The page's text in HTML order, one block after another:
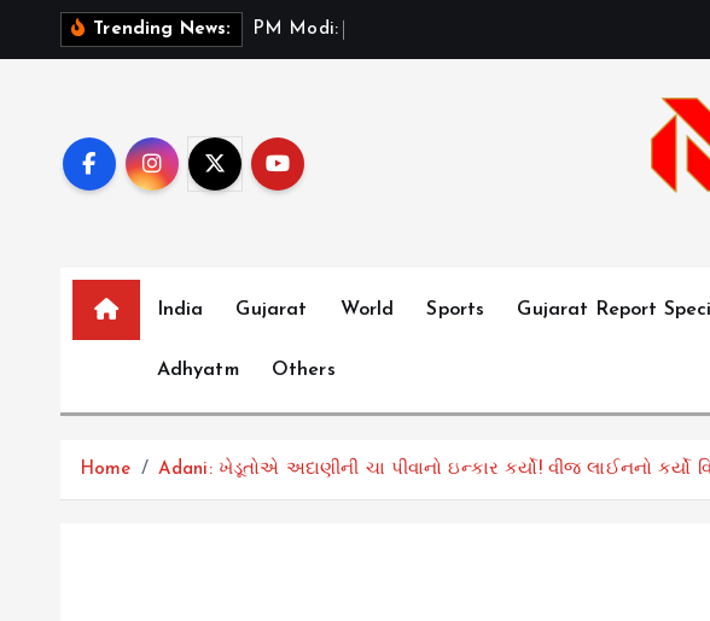
Trending News: P M M o d i:
India Gujarat World Sports Gujarat Report
Adhyatm Others
Home Adani: ખેડૂતોએ અદાણીની ચા પીવાનો ઇન્કાર કર્યો! વીજ લાઈનનો કર્યો